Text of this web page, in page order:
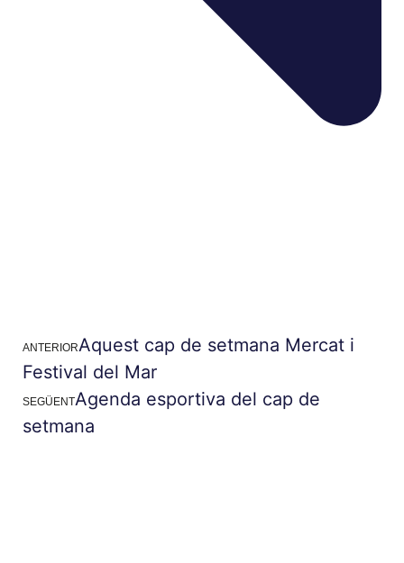
ANTERIORAquest cap de setmana Mercat i
Festival del Mar
SEGÜENTAgenda esportiva del cap de
setmana